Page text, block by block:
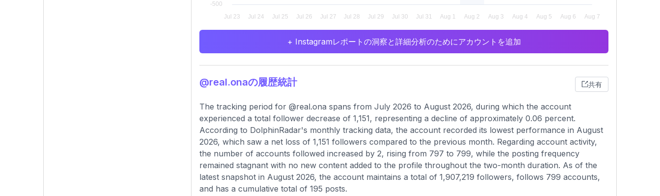
+ Instagramレポートの洞察と詳細分析のためにアカウントを追加
@real.onaの履歴統計 共有
The tracking period for @real.ona spans from July 2026 to August 2026, during which the account
experienced a total follower decrease of 1,151, representing a decline of approximately 0.06 percent.
According to DolphinRadar's monthly tracking data, the account recorded its lowest performance in August
2026, which saw a net loss of 1,151 followers compared to the previous month. Regarding account activity,
the number of accounts followed increased by 2, rising from 797 to 799, while the posting frequency
remained stagnant with no new content added to the profile throughout the two-month duration. As of the
latest snapshot in August 2026, the account maintains a total of 1,907,219 followers, follows 799 accounts,
and has a cumulative total of 195 posts.